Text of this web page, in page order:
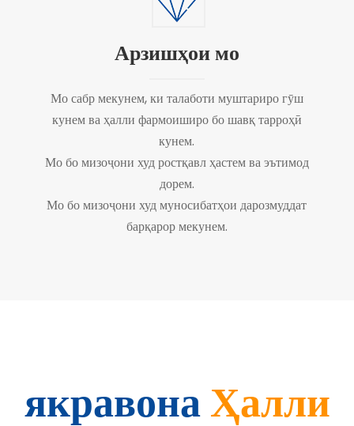
Арзишҳои мо
Мо сабр мекунем, ки талаботи муштариро гӯш
кунем ва ҳалли фармоиширо бо шавқ тарроҳӣ
кунем.
Мо бо мизоҷони худ ростқавл ҳастем ва эътимод
дорем.
Мо бо мизоҷони худ муносибатҳои дарозмуддат
барқарор мекунем.
якравонаҲалли